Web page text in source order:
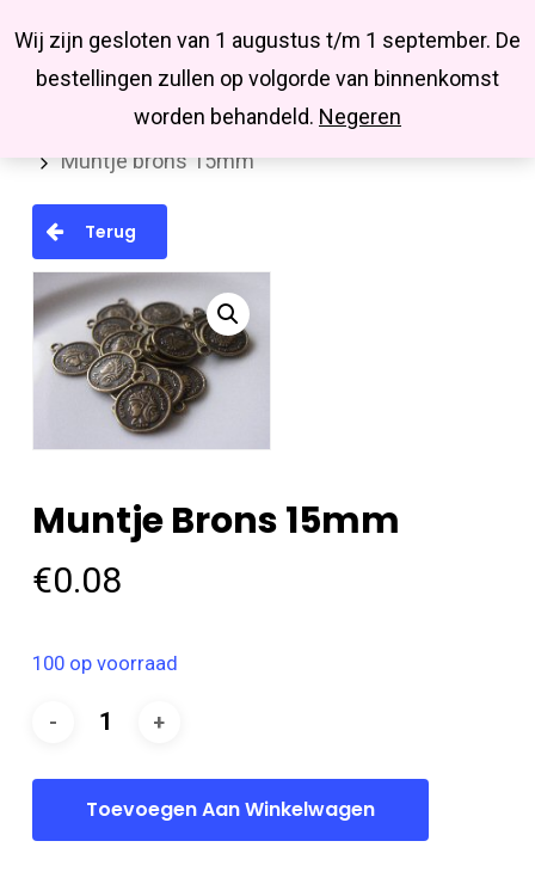
Wij zijn gesloten van 1 augustus t/m 1 september. De
bestellingen zullen op volgorde van binnenkomst
worden behandeld. Negeren
main
Missbluesieraden
searchaccount
Hanger/bedel/tussenstuk
Muntje brons 15mm
Terug
Muntje Brons 15mm
€0.08
100 op voorraad
Toevoegen Aan Winkelwagen
Close